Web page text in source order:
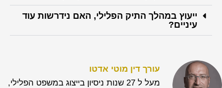
ייעוץ במהלך התיק הפלילי, האם נידרשות עוד
עיניים?
עורך דין מוטי אדטו
מעל ל 27 שנות ניסיון בייצוג במשפט הפלילי,